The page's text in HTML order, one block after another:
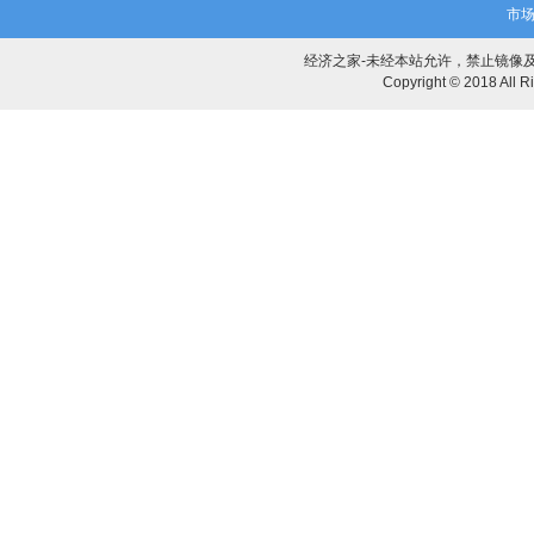
市
经济之家-未经本站允许，禁止镜像
Copyright © 2018 All